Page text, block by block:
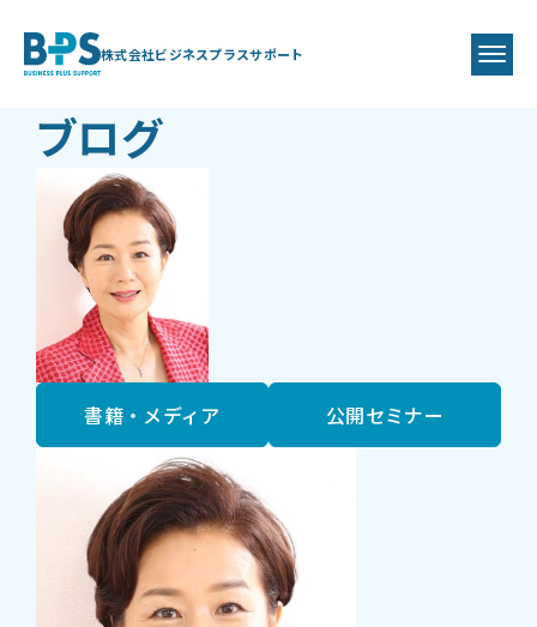
株式会社ビジネスプラスサポート
BPS代表藤井 美保代
ブログ
書籍・メディア 公開セミナー